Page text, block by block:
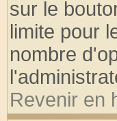
sur le
limite pour
nombre
Revenir en